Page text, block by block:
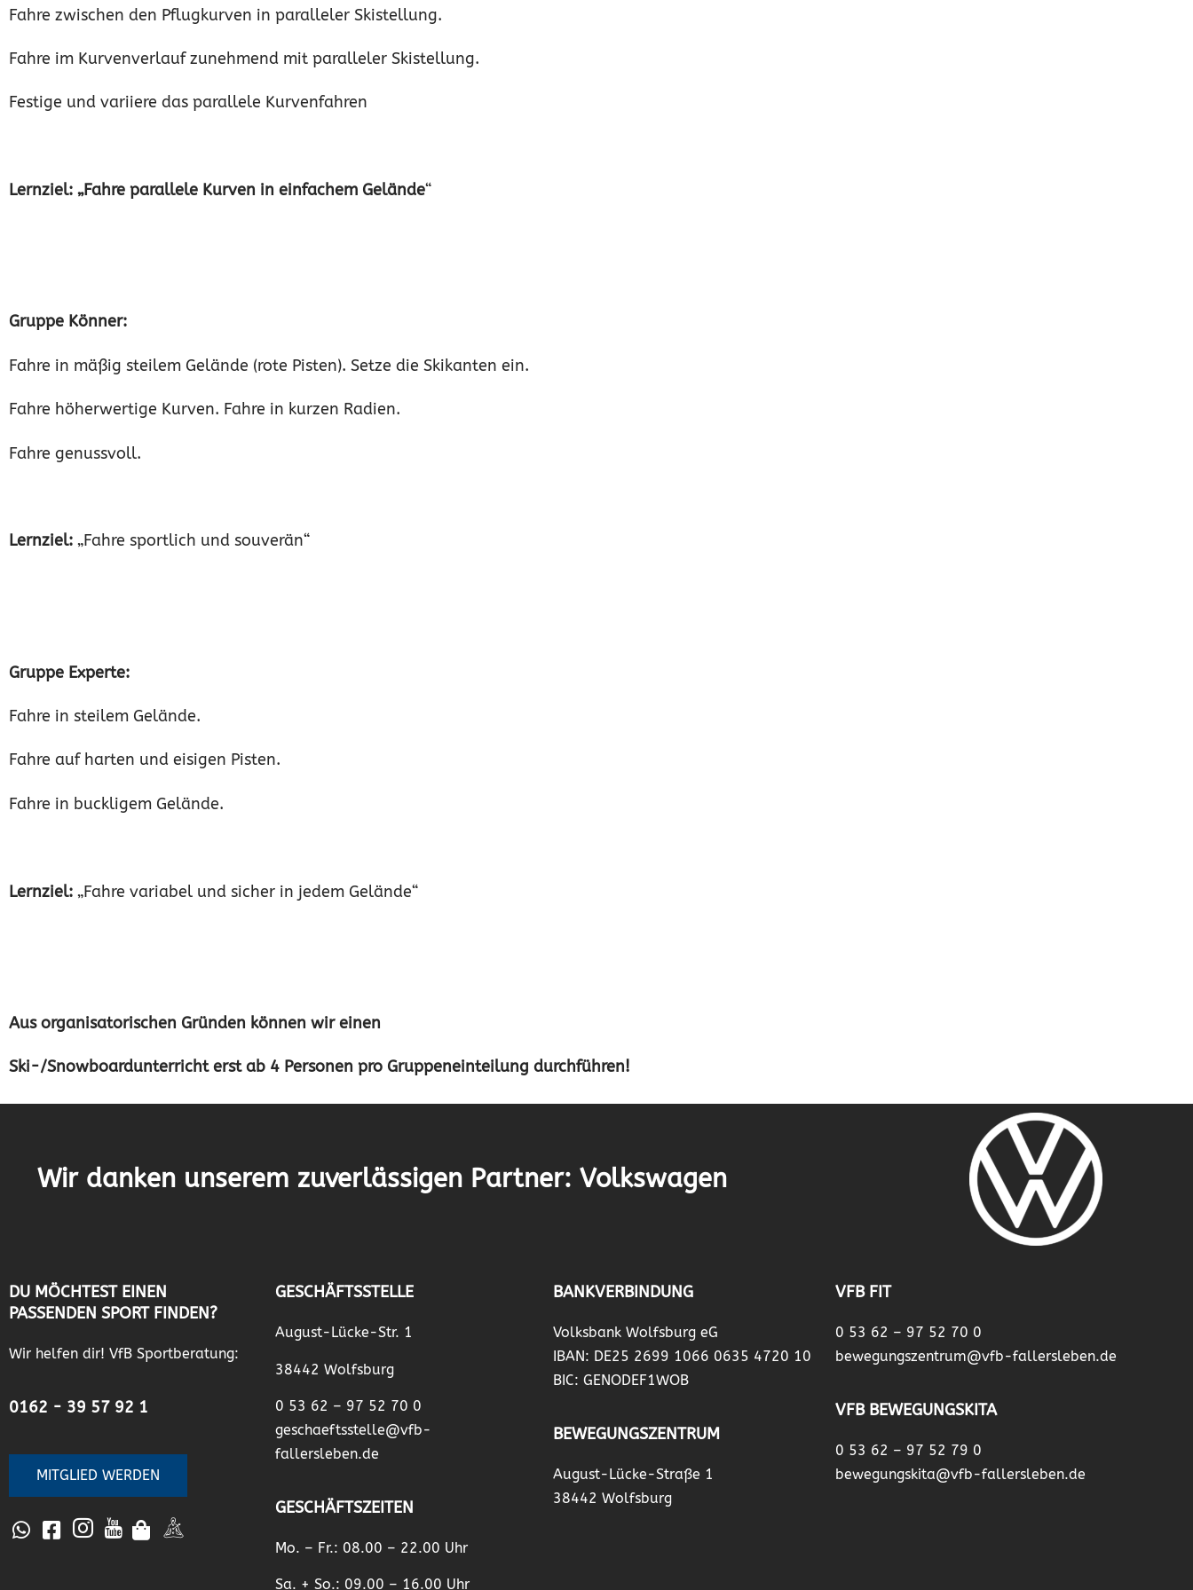
Fahre zwischen den Pflugkurven in paralleler Skistellung.
Fahre im Kurvenverlauf zunehmend mit paralleler Skistellung.
Festige und variiere das parallele Kurvenfahren
Lernziel: „Fahre parallele Kurven in einfachem Gelände“
Gruppe Könner:
Fahre in mäßig steilem Gelände (rote Pisten). Setze die Skikanten ein.
Fahre höherwertige Kurven. Fahre in kurzen Radien.
Fahre genussvoll.
Lernziel: „Fahre sportlich und souverän“
Gruppe Experte:
Fahre in steilem Gelände.
Fahre auf harten und eisigen Pisten.
Fahre in buckligem Gelände.
Lernziel: „Fahre variabel und sicher in jedem Gelände“
Aus organisatorischen Gründen können wir einen
Ski-/Snowboardunterricht erst ab 4 Personen pro Gruppeneinteilung durchführen!
Wir danken unserem zuverlässigen Partner: Volkswagen
DU MÖCHTEST EINEN
PASSENDEN SPORT FINDEN?
Wir helfen dir! VfB Sportberatung:
0162 - 39 57 92 1
MITGLIED WERDEN
GESCHÄFTSSTELLE
August-Lücke-Str. 1
38442 Wolfsburg
0 53 62 – 97 52 70 0
geschaeftsstelle@vfb-
fallersleben.de
GESCHÄFTSZEITEN
Mo. – Fr.: 08.00 – 22.00 Uhr
Sa. + So.: 09.00 – 16.00 Uhr
BANKVERBINDUNG
Volksbank Wolfsburg eG
IBAN: DE25 2699 1066 0635 4720 10
BIC: GENODEF1WOB
BEWEGUNGSZENTRUM
August-Lücke-Straße 1
38442 Wolfsburg
VFB FIT
0 53 62 – 97 52 70 0
bewegungszentrum@vfb-fallersleben.de
VFB BEWEGUNGSKITA
0 53 62 – 97 52 79 0
bewegungskita@vfb-fallersleben.de